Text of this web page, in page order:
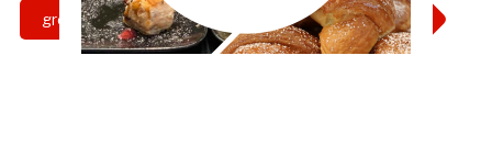
grottammare calcio promozione girone b